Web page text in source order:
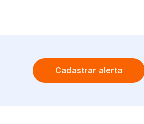
Cadastrar alerta